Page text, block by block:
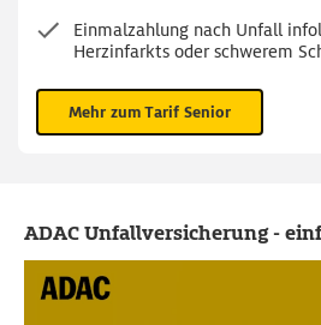
Einmalzahlung nach Unfall
Herzinfarkts oder schwerem
Mehr zum Tarif Senior
ADAC Unfallversicherung -